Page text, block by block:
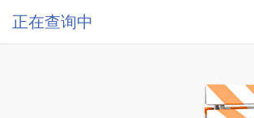
正在查询中